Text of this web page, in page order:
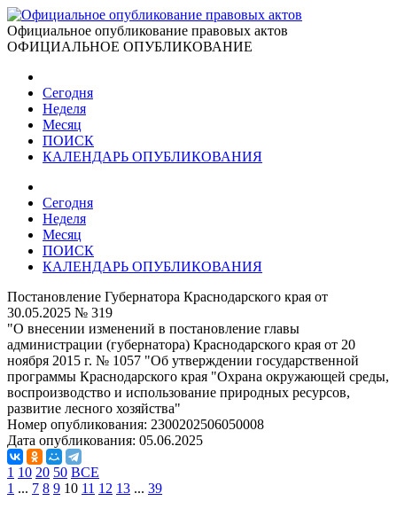
Официальное опубликование правовых актов
ОФИЦИАЛЬНОЕ ОПУБЛИКОВАНИЕ
Сегодня
Неделя
Месяц
ПОИСК
КАЛЕНДАРЬ ОПУБЛИКОВАНИЯ
Сегодня
Неделя
Месяц
ПОИСК
КАЛЕНДАРЬ ОПУБЛИКОВАНИЯ
Постановление Губернатора Краснодарского края от
30.05.2025 № 319
"О внесении изменений в постановление главы
администрации (губернатора) Краснодарского края от 20
ноября 2015 г. № 1057 "Об утверждении государственной
программы Краснодарского края "Охрана окружающей среды,
воспроизводство и использование природных ресурсов,
развитие лесного хозяйства"
Номер опубликования: 2300202506050008
Дата опубликования: 05.06.2025
1 10 20 50 ВСЕ
1 ... 7 8 9 10 11 12 13 ... 39